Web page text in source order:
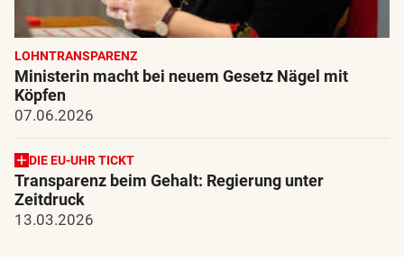
LOHNTRANSPARENZ
Ministerin macht bei neuem Gesetz Nägel mit
Köpfen
07.06.2026
DIE EU-UHR TICKT
Transparenz beim Gehalt: Regierung unter
Zeitdruck
13.03.2026